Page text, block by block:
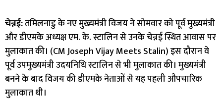
चेन्नई:तमिलनाडु के नए मुख्यमंत्री विजय ने सोमवार को पूर्व मुख्यमंत्री
और डीएमके अध्यक्ष एम. के. स्टालिन से उनके चेन्नई स्थित आवास पर
मुलाकात की। (CM Joseph Vijay Meets Stalin) इस दौरान वे
पूर्व उपमुख्यमंत्री उदयनिधि स्टालिन से भी मुलाकात की। मुख्यमंत्री
बनने के बाद विजय की डीएमके नेताओं से यह पहली औपचारिक
मुलाकात थी।